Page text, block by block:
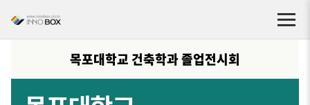
목포대학교 건축학과 졸업전시회